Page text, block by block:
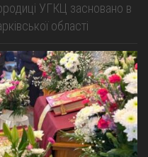
УГКЦ засновано в
області